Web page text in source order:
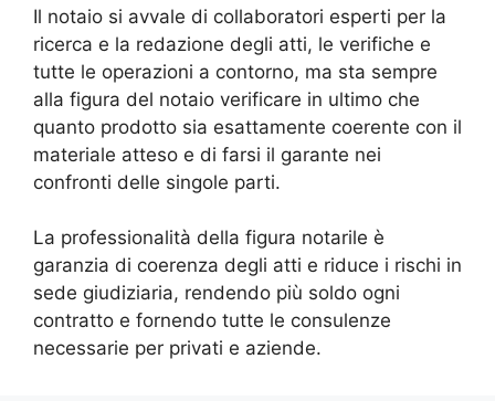
Il notaio si avvale di collaboratori esperti per la
ricerca e la redazione degli atti, le verifiche e
tutte le operazioni a contorno, ma sta sempre
alla figura del notaio verificare in ultimo che
quanto prodotto sia esattamente coerente con il
materiale atteso e di farsi il garante nei
confronti delle singole parti.
La professionalità della figura notarile è
garanzia di coerenza degli atti e riduce i rischi in
sede giudiziaria, rendendo più soldo ogni
contratto e fornendo tutte le consulenze
necessarie per privati e aziende.